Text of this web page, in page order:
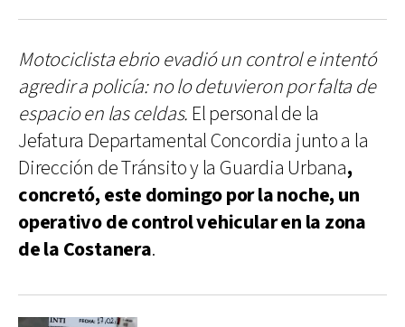
Motociclista ebrio evadió un control e intentó
agredir a policía: no lo detuvieron por falta de
espacio en las celdas. El personal de la
Jefatura Departamental Concordia junto a la
Dirección de Tránsito y la Guardia Urbana,
concretó, este domingo por la noche, un
operativo de control vehicular en la zona
de la Costanera.